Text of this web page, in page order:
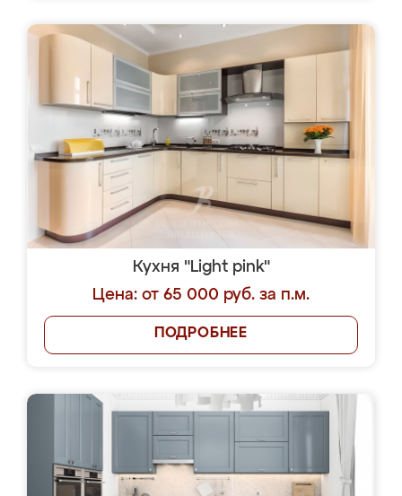
Кухня "Light pink"
Цена: от 65 000 руб. за п.м.
ПОДРОБНЕЕ